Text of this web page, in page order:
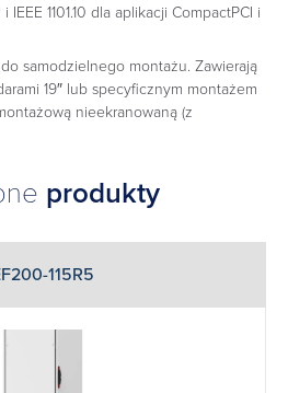
1101.10 dla aplikacji CompactPCI i
samodzielnego montażu. Zawierają
19″ lub specyficznym montażem
nieekranowaną (z
produkty
115R5